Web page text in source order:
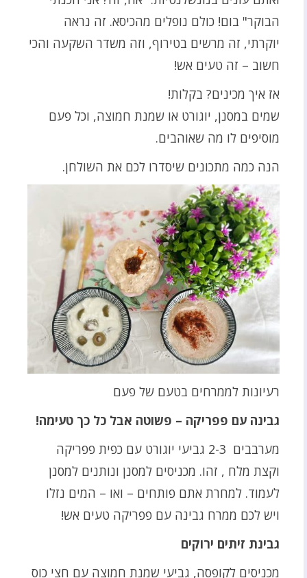
הבוקר" בום! כולם נופלים מהכיסא. זה נראה
יוקרתי, זה מרשים בטירוף, וזה משדר השקעה והכי
חשוב – זה טעים אש!
אז איך מכינים? בקלות!
שמים במסנן, יוגורט או שמנת חמוצה, וכל פעם
מוסיפים לו מה שאוהבים.
הנה כמה מתכונים שיסדרו לכם את השולחן.
רעיונות לממרחים בטעם של פעם
גבינה עם פפריקה – פשוטה אבל כל כך טעימה!
מערבבים 2-3 גביעי יוגורט עם כפית פפריקה
וקצת מלח , זהו. מכניסים למסנן ונותנים למסנן
לעמוד. למחרת אתם פותחים – ואו – המים נזלו
ויש לכם ממרח גבינה עם פפריקה טעים אש!
גבינת זיתים ירוקים
מכניסים לקופסה, גביעי שמנת חמוצה עם חצי כוס